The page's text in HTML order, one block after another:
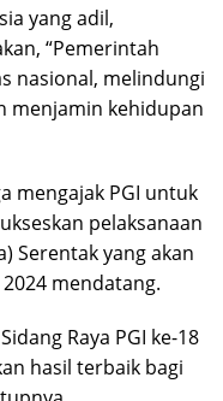
yang adil,
“Pemerintah
nasional, melindungi
menjamin kehidupan
mengajak PGI untuk
pelaksanaan
Serentak yang akan
mendatang.
Raya PGI ke-18
hasil terbaik bagi